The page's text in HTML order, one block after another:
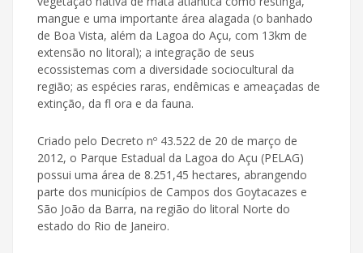
mangue e uma importante área alagada (o banhado
de Boa Vista, além da Lagoa do Açu, com 13km de
extensão no litoral); a integração de seus
ecossistemas com a diversidade sociocultural da
região; as espécies raras, endêmicas e ameaçadas de
extinção, da fl ora e da fauna.
Criado pelo Decreto nº 43.522 de 20 de março de
2012, o Parque Estadual da Lagoa do Açu (PELAG)
possui uma área de 8.251,45 hectares, abrangendo
parte dos municípios de Campos dos Goytacazes e
São João da Barra, na região do litoral Norte do
estado do Rio de Janeiro.